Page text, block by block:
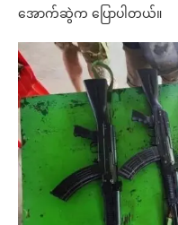
အောက်ဆွဲက ပြောပါတယ်။